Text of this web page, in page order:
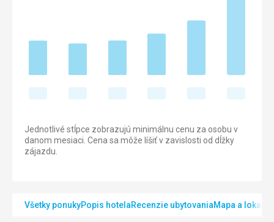
Jednotlivé stĺpce zobrazujú minimálnu cenu za osobu v
danom mesiaci. Cena sa môže líšiť v zavislosti od dĺžky
zájazdu.
Všetky ponukyPopis hotelaRecenzie ubytovaniaMapa a lokalita